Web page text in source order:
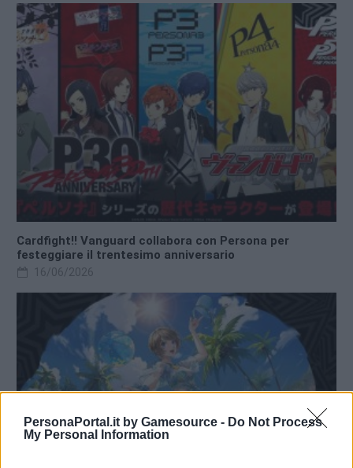
PersonaPortal.it by Gamesource - Do Not Process
My Personal Information
Cardfight!! Vanguard collabora con Persona per
festeggiare il trentesimo anniversario
16/06/2026